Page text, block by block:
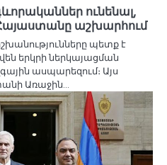
ունենալ,
աշխարհում
պետք է
երկրի ներկայացման
ասպարեզում։ Այս
Առաջին…